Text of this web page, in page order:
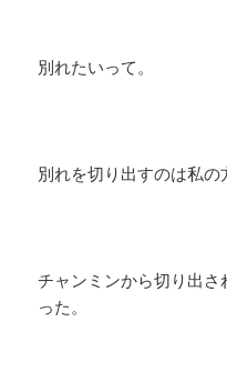
別れたいって。
別れを切り出すのは私の
チャンミンから切り出
った。